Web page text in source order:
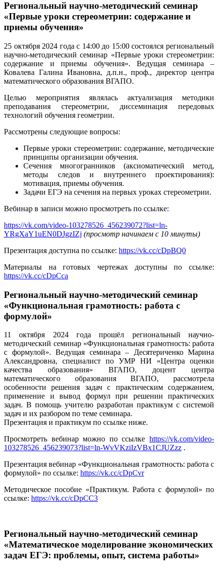
Региональный научно-методический семинар
«Первые уроки стереометрии: содержание и
приемы обучения»
25 октября 2024 года с 14:00 до 15:00 состоялся региональный
научно-методический семинар «Первые уроки стереометрии:
содержание и приемы обучения». Ведущая семинара –
Ковалева Галина Ивановна, д.п.н., проф., директор центра
математического образования ВГАПО.
Целью мероприятия являлась актуализация методики
преподавания стереометрии, диссеминация передовых
технологий обучения геометрии.
Рассмотрены следующие вопросы:
Первые уроки стереометрии: содержание, методические
принципы организации обучения.
Сечения многогранников (аксиоматический метод,
методы следов и внутреннего проектирования):
мотивация, приемы обучения.
Задачи ЕГЭ на сечения на первых уроках стереометрии.
Вебинар в записи можно просмотреть по ссылке:
https://vk.com/video-103278526_456239072?list=ln-
YRgXaY1uEN0DJgzIZj (просмотр начинаем с 10 минуты)
Презентация доступна по ссылке: https://vk.cc/cDpBQ0
Материалы на готовых чертежах доступны по ссылке:
https://vk.cc/cDpCca
Региональный научно-методический семинар
«Функциональная грамотность: работа с
формулой»
11 октября 2024 года прошёл региональный научно-
методический семинар «Функциональная грамотность: работа
с формулой». Ведущая семинара – Десятериченко Марина
Александровна, специалист по УМР НИ «Центра оценки
качества образования» ВГАПО, доцент центра
математического образования ВГАПО, рассмотрела
особенности решения задач с практическим содержанием,
применение и вывод формул при решении практических
задач. В помощь учителю разработан практикум с системой
задач и их разбором по теме семинара.
Презентация и практикум по ссылке ниже.
Просмотреть вебинар можно по ссылке https://vk.com/video-
103278526_456239073?list=ln-WvVKziIzVBx1CJUZzz .
Презентация вебинар «Функциональная грамотность: работа с
формулой» по ссылке: https://vk.cc/cDpCvr
Методическое пособие «Практикум. Работа с формулой» по
ссылке: https://vk.cc/cDpCC3
Региональный научно-методический семинар
«Математическое моделирование экономических
задач ЕГЭ: проблемы, опыт, система работы»